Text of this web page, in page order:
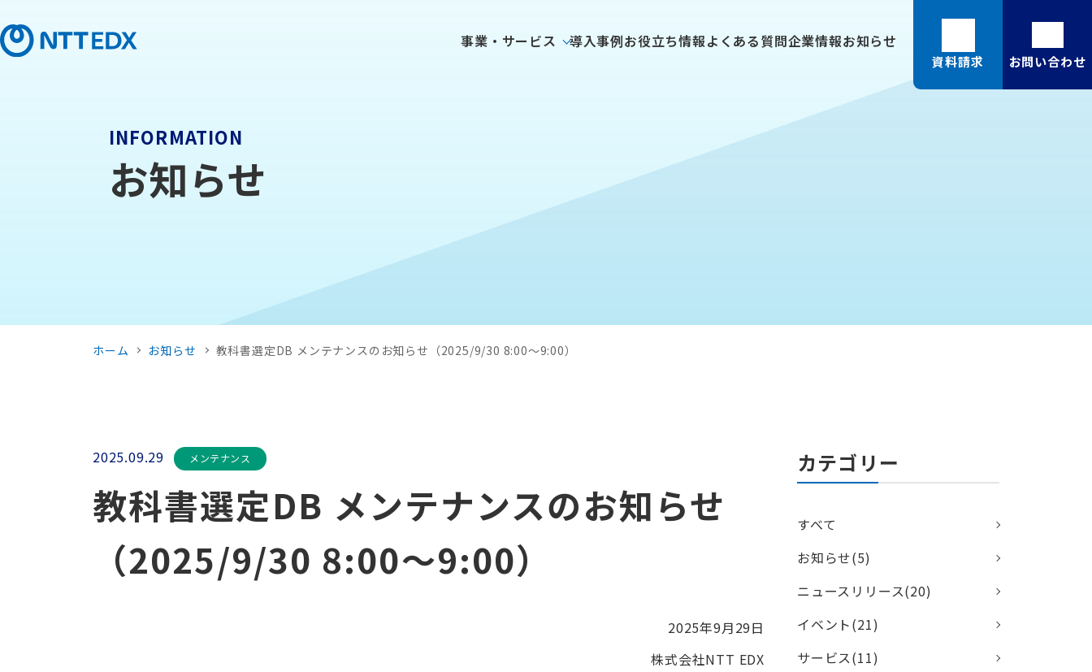
事業・サービス 導入事例お役立ち情報よくある質問企業情報お知らせ
資料請求 お問い合わせ
INFORMATION
お知らせ
ホーム お知らせ 教科書選定DB メンテナンスのお知らせ（2025/9/30 8:00～9:00）
2025.09.29 メンテナンス
教科書選定DB メンテナンスのお知らせ
（2025/9/30 8:00～9:00）
2025年9月29日
株式会社NTT EDX
カテゴリー
すべて
お知らせ(5)
ニュースリリース(20)
イベント(21)
サービス(11)